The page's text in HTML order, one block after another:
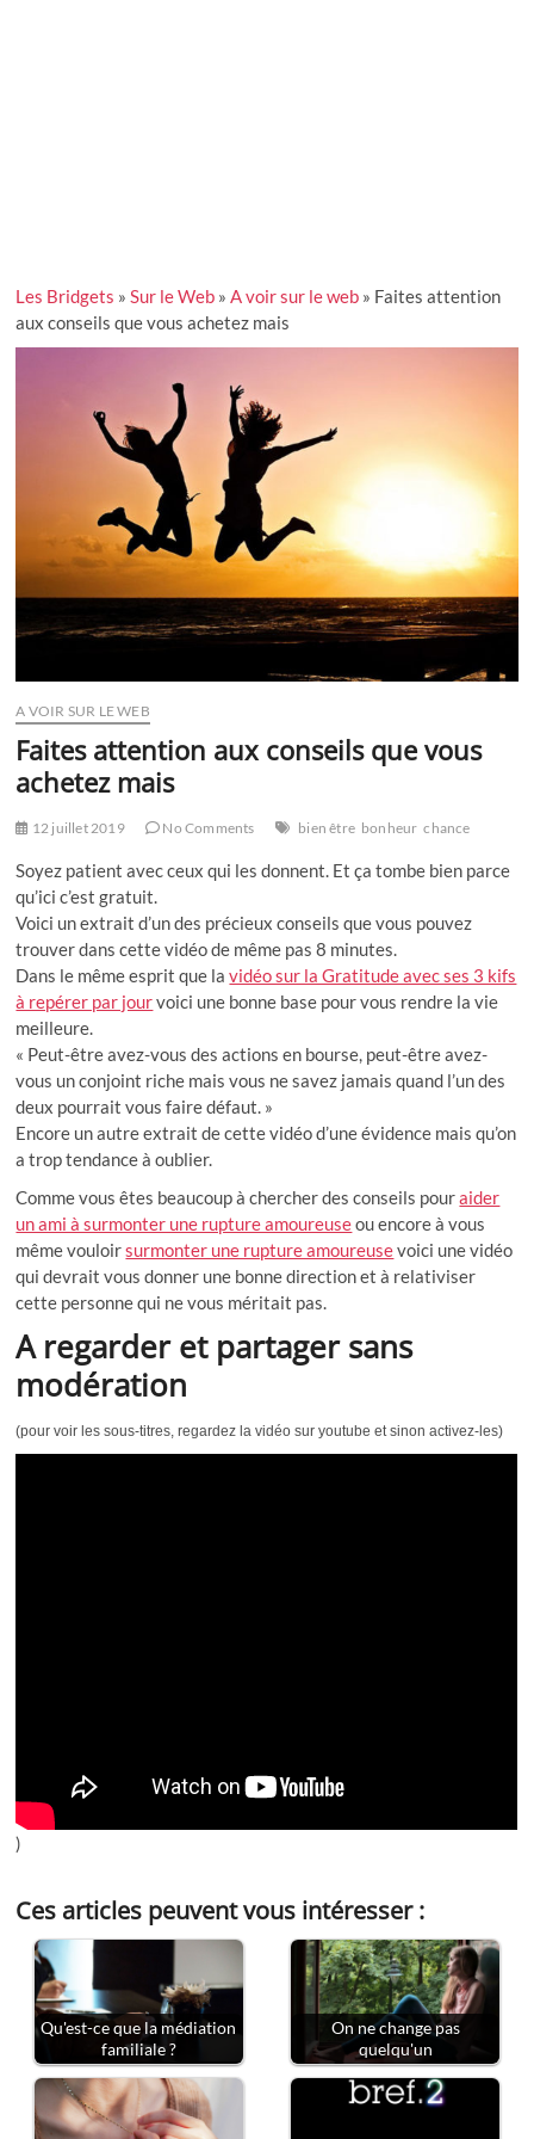
Les Bridgets »Sur le Web »A voir sur le web » Faites attention
aux conseils que vous achetez mais
A VOIR SUR LE WEB
Faites attention aux conseils que vous
achetez mais
12 juillet 2019 No Comments bien être bonheur chance
Soyez patient avec ceux qui les donnent. Et ça tombe bien parce
qu’ici c’est gratuit.
Voici un extrait d’un des précieux conseils que vous pouvez
trouver dans cette vidéo de même pas 8 minutes.
Dans le même esprit que lavidéo sur la Gratitude avec ses 3 kifs
à repérer par jourvoici une bonne base pour vous rendre la vie
meilleure.
« Peut-être avez-vous des actions en bourse, peut-être avez-
vous un conjoint riche mais vous ne savez jamais quand l’un des
deux pourrait vous faire défaut. »
Encore un autre extrait de cette vidéo d’une évidence mais qu’on
a trop tendance à oublier.
Comme vous êtes beaucoup à chercher des conseils pouraider
un ami à surmonter une rupture amoureuseou encore à vous
même vouloirsurmonter une rupture amoureusevoici une vidéo
qui devrait vous donner une bonne direction et à relativiser
cette personne qui ne vous méritait pas.
A regarder et partager sans
modération
(pour voir les sous-titres, regardez la vidéo sur youtube et sinon activez-les)
)
Ces articles peuvent vous intéresser :
Qu'est-ce que la médiation
familiale ?
On ne change pas
quelqu'un